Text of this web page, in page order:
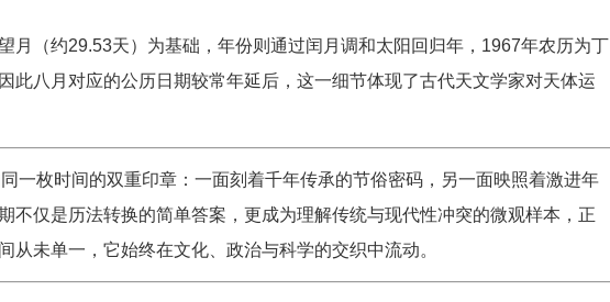
月（约29.53天）为基础，年份则通过闰月调和太阳回归年，1967年农历为丁
此八月对应的公历日期较常年延后，这一细节体现了古代天文学家对天体运
一枚时间的双重印章：一面刻着千年传承的节俗密码，另一面映照着激进年
不仅是历法转换的简单答案，更成为理解传统与现代性冲突的微观样本，正
从未单一，它始终在文化、政治与科学的交织中流动。